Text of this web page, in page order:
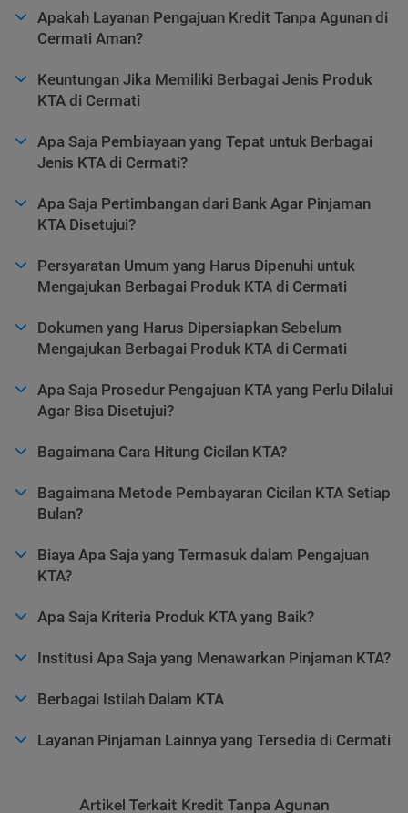
Apakah Layanan Pengajuan Kredit Tanpa Agunan di
Cermati Aman?
Keuntungan Jika Memiliki Berbagai Jenis Produk
KTA di Cermati
Apa Saja Pembiayaan yang Tepat untuk Berbagai
Jenis KTA di Cermati?
Apa Saja Pertimbangan dari Bank Agar Pinjaman
KTA Disetujui?
Persyaratan Umum yang Harus Dipenuhi untuk
Mengajukan Berbagai Produk KTA di Cermati
Dokumen yang Harus Dipersiapkan Sebelum
Mengajukan Berbagai Produk KTA di Cermati
Apa Saja Prosedur Pengajuan KTA yang Perlu Dilalui
Agar Bisa Disetujui?
Bagaimana Cara Hitung Cicilan KTA?
Bagaimana Metode Pembayaran Cicilan KTA Setiap
Bulan?
Biaya Apa Saja yang Termasuk dalam Pengajuan
KTA?
Apa Saja Kriteria Produk KTA yang Baik?
Institusi Apa Saja yang Menawarkan Pinjaman KTA?
Berbagai Istilah Dalam KTA
Layanan Pinjaman Lainnya yang Tersedia di Cermati
Artikel Terkait Kredit Tanpa Agunan